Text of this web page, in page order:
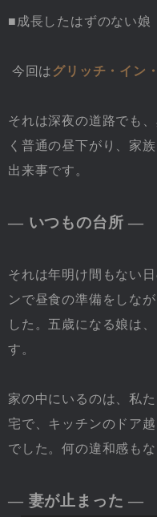
■成長したはずのない娘
今回はグリッチ・イン
それは深夜の道路でも
く普通の昼下がり、家
出来事です。
― いつもの台所 ―
それは年明け間もない
ンで昼食の準備をしな
した。五歳になる娘は
す。
家の中にいるのは、私
宅で、キッチンのドア
でした。何の違和感も
― 妻が止まった ―